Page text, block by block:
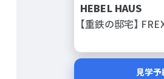
HEBEL HAUS
【重鉄の邸宅】
見学予